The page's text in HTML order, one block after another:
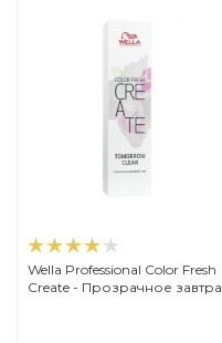
Wella Professional Color Fresh
Create - Прозрачное завтра